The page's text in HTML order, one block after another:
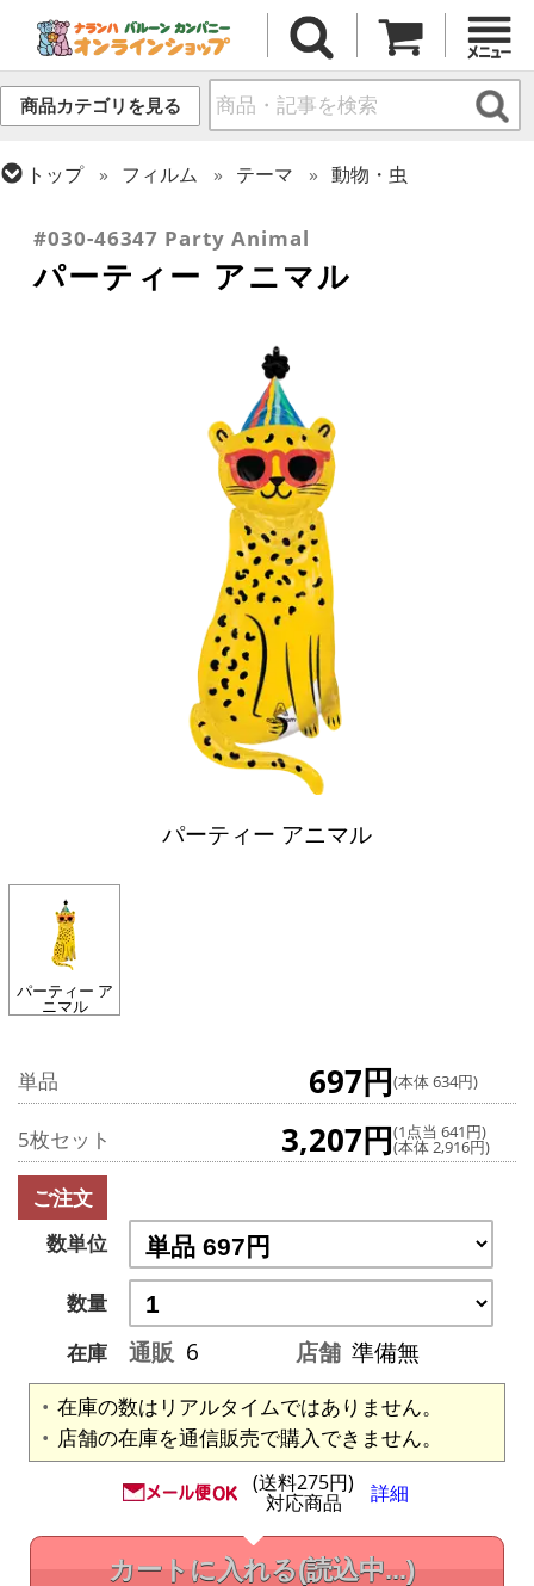
商品カテゴリを見る
トップ フィルム テーマ
動物・虫
#030-46347 Party Animal
パーティー アニマル
パーティー アニマル
パーティー ア
ニマル
単品 697円(本体 634円)
5枚セット 3,207円(1点当 641円)
(本体 2,916円)
ご注文
数単位
数量
在庫
通販 6 店舗 準備無
在庫の数はリアルタイムではありません。
店舗の在庫を通信販売で購入できません。
(送料275円)
対応商品 詳細
カートに入れる(読込中...)